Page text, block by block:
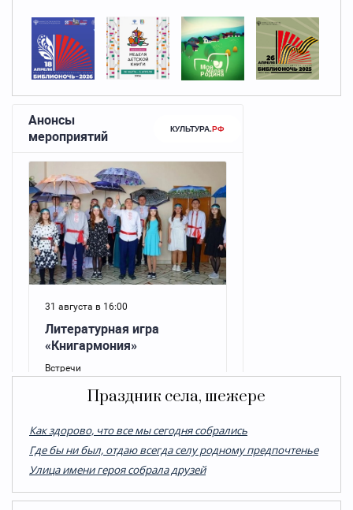
Праздник села, шежере
Как здорово, что все мы сегодня собрались
Где бы ни был, отдаю всегда селу родному предпочтенье
Улица имени героя собрала друзей